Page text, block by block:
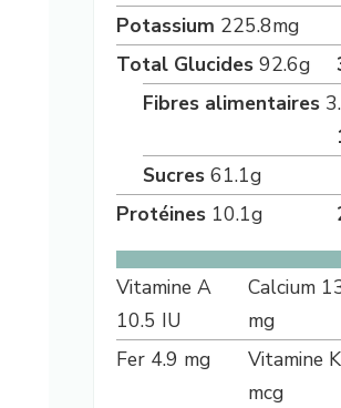
Potassium 225.8mg
Total Glucides 92.6g
Fibres alimentaires
Sucres 61.1g
Protéines 10.1g
Vitamine A
10.5 IU
Calcium
mg
Fer 4.9 mg Vitamine K
mcg